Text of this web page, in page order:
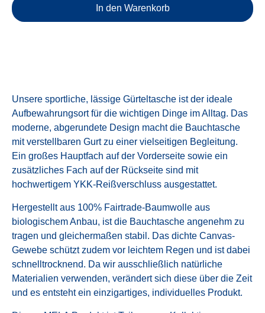
In den Warenkorb
Unsere sportliche, lässige Gürteltasche ist der ideale
Aufbewahrungsort für die wichtigen Dinge im Alltag. Das
moderne, abgerundete Design macht die Bauchtasche
mit verstellbaren Gurt zu einer vielseitigen Begleitung.
Ein großes Hauptfach auf der Vorderseite sowie ein
zusätzliches Fach auf der Rückseite sind mit
hochwertigem YKK-Reißverschluss ausgestattet.
Hergestellt aus 100% Fairtrade-Baumwolle aus
biologischem Anbau, ist die Bauchtasche angenehm zu
tragen und gleichermaßen stabil. Das dichte Canvas-
Gewebe schützt zudem vor leichtem Regen und ist dabei
schnelltrocknend. Da wir ausschließlich natürliche
Materialien verwenden, verändert sich diese über die Zeit
und es entsteht ein einzigartiges, individuelles Produkt.